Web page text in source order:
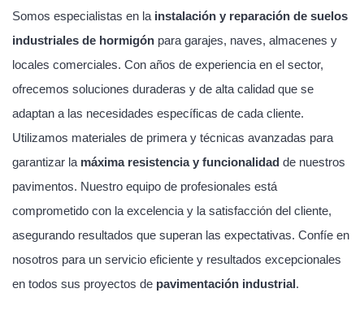
Somos especialistas en la instalación y reparación de suelos
industriales de hormigón para garajes, naves, almacenes y
locales comerciales. Con años de experiencia en el sector,
ofrecemos soluciones duraderas y de alta calidad que se
adaptan a las necesidades específicas de cada cliente.
Utilizamos materiales de primera y técnicas avanzadas para
garantizar la máxima resistencia y funcionalidad de nuestros
pavimentos. Nuestro equipo de profesionales está
comprometido con la excelencia y la satisfacción del cliente,
asegurando resultados que superan las expectativas. Confíe en
nosotros para un servicio eficiente y resultados excepcionales
en todos sus proyectos de pavimentación industrial.